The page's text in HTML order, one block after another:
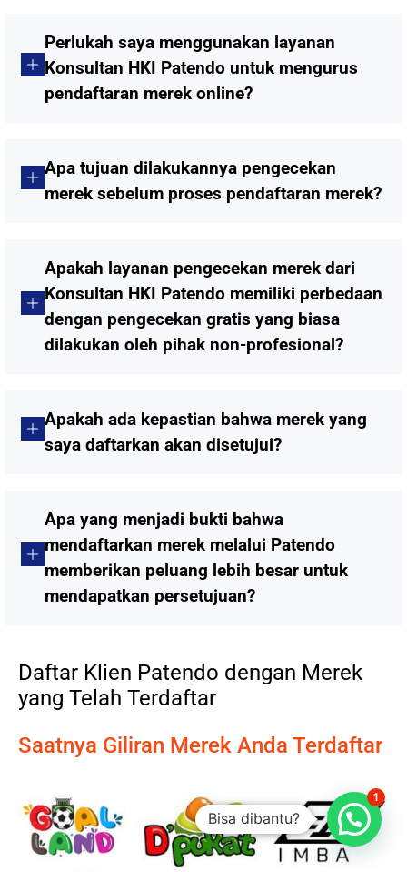
Perlukah saya menggunakan layanan
Konsultan HKI Patendo untuk mengurus
pendaftaran merek online?
Apa tujuan dilakukannya pengecekan
merek sebelum proses pendaftaran merek?
Apakah layanan pengecekan merek dari
Konsultan HKI Patendo memiliki perbedaan
dengan pengecekan gratis yang biasa
dilakukan oleh pihak non-profesional?
Apakah ada kepastian bahwa merek yang
saya daftarkan akan disetujui?
Apa yang menjadi bukti bahwa
mendaftarkan merek melalui Patendo
memberikan peluang lebih besar untuk
mendapatkan persetujuan?
Daftar Klien Patendo dengan Merek
yang Telah Terdaftar
Saatnya Giliran Merek Anda Terdaftar
Bisa dibantu?
1